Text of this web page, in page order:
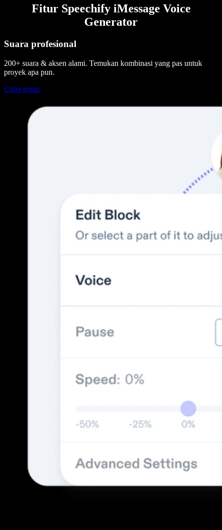
Fitur Speechify iMessage Voice
Generator
Suara profesional
200+ suara & aksen alami. Temukan kombinasi yang pas untuk
proyek apa pun.
Coba gratis